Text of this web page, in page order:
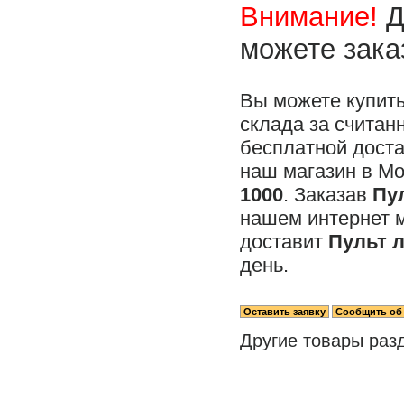
Внимание!
можете
Вы можете
склада за
бесплатной
наш магазин в
1000. Заказав
нашем интернет
доставит Пульт
день.
Другие товары